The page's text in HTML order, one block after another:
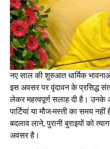
नए साल की शुरुआत धार्मिक
इस अवसर पर वृंदावन के प्रसिद्ध संत
लेकर महत्वपूर्ण सलाह दी है।
पार्टियां या मौज-मस्ती का समय
बदलाव लाने, पुरानी बुराइयों को
अवसर है।